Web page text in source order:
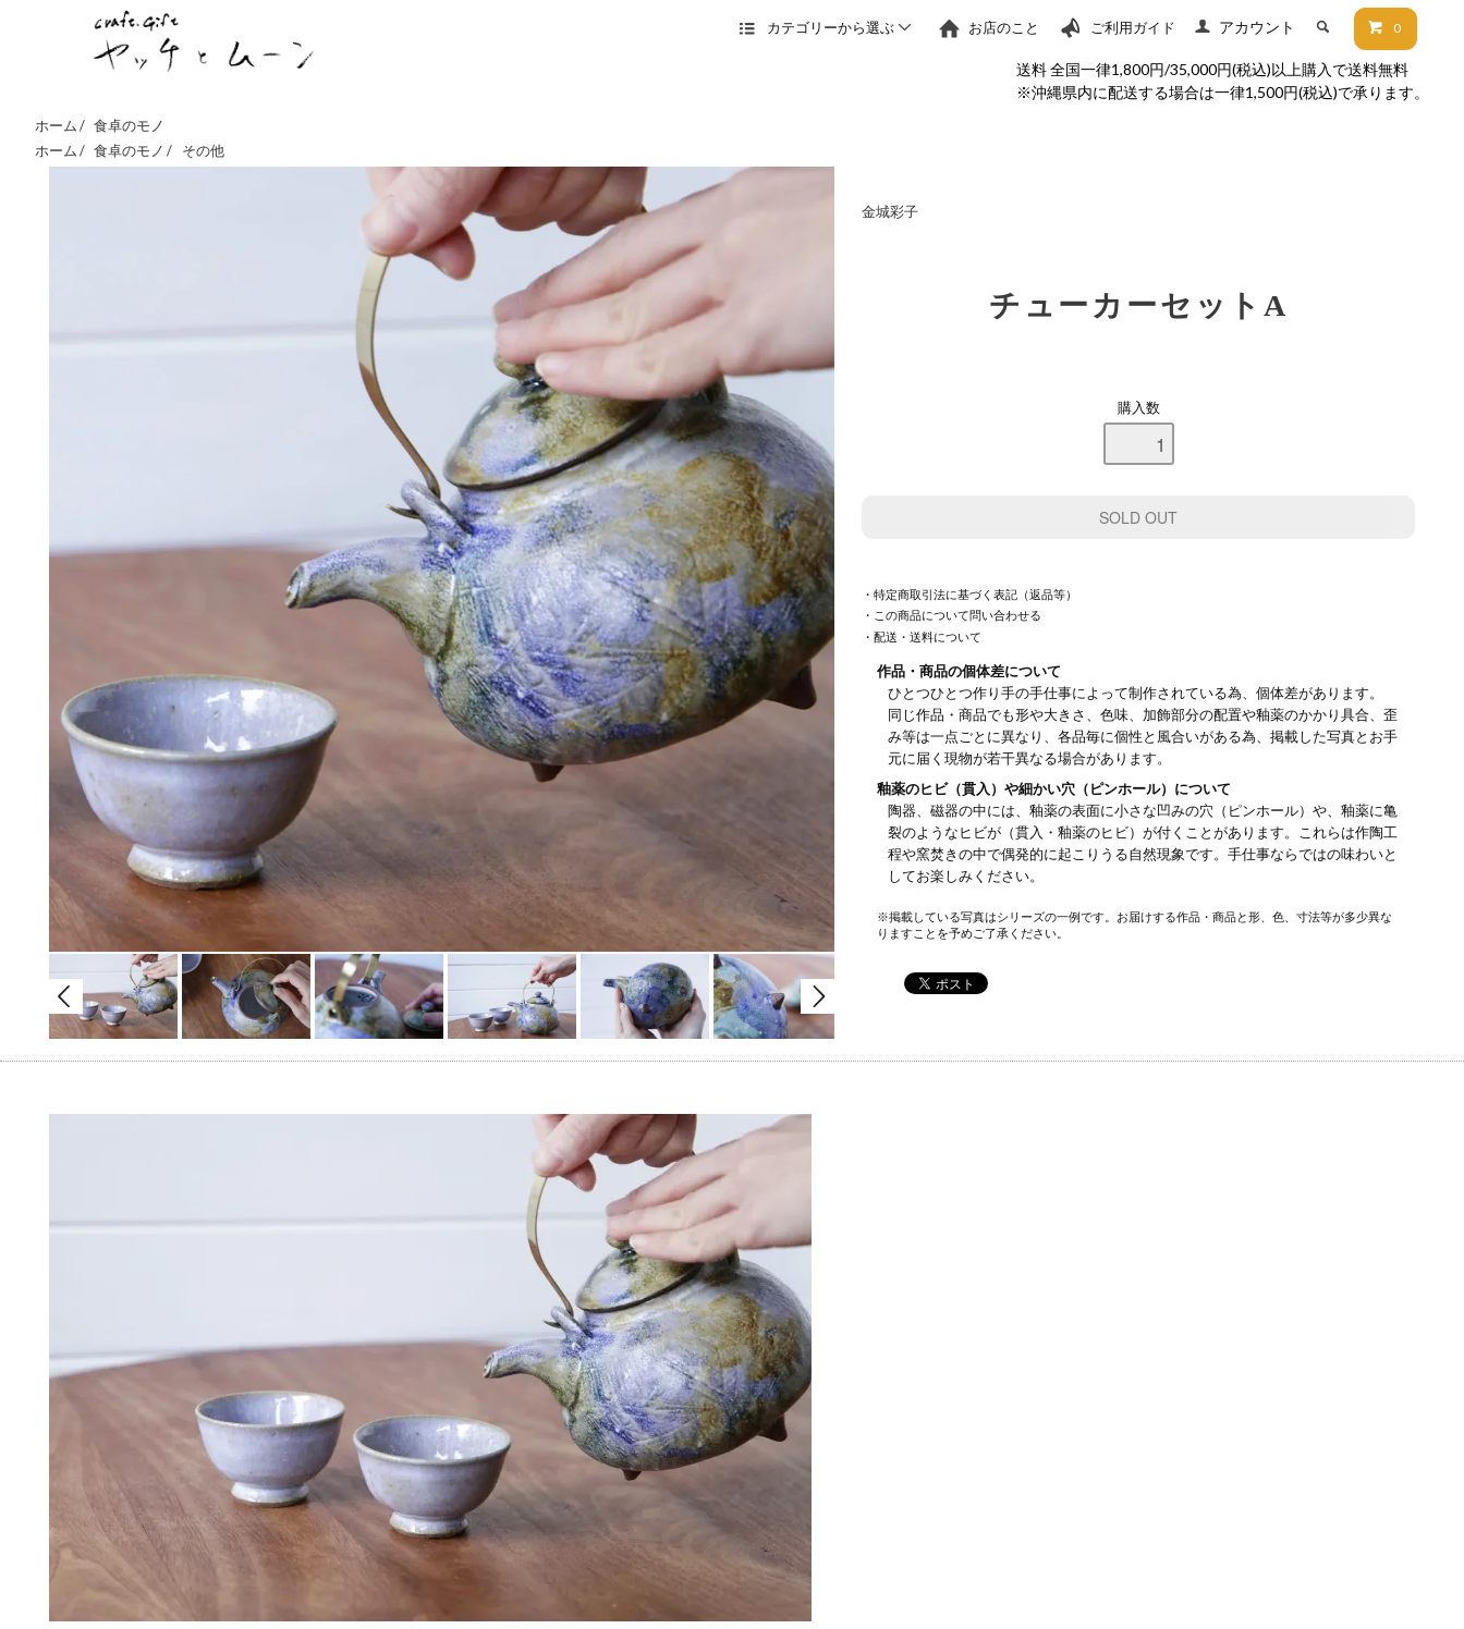
カテゴリーから選ぶ お店のこと ご利用ガイド アカウント 0
送料 全国一律1,800円/35,000円(税込)以上購入で送料無料
※沖縄県内に配送する場合は一律1,500円(税込)で承ります。
ホーム / 食卓のモノ
ホーム / 食卓のモノ/ その他
金城彩子
チューカーセットA
購入数
・特定商取引法に基づく表記（返品等）
・この商品について問い合わせる
・配送・送料について
作品・商品の個体差について
ひとつひとつ作り手の手仕事によって制作されている為、個体差があります。
同じ作品・商品でも形や大きさ、色味、加飾部分の配置や釉薬のかかり具合、歪
み等は一点ごとに異なり、各品毎に個性と風合いがある為、掲載した写真とお手
元に届く現物が若干異なる場合があります。
釉薬のヒビ（貫入）や細かい穴（ピンホール）について
陶器、磁器の中には、釉薬の表面に小さな凹みの穴（ピンホール）や、釉薬に亀
裂のようなヒビが（貫入・釉薬のヒビ）が付くことがあります。これらは作陶工
程や窯焚きの中で偶発的に起こりうる自然現象です。手仕事ならではの味わいと
してお楽しみください。
※掲載している写真はシリーズの一例です。お届けする作品・商品と形、色、寸法等が多少異な
りますことを予めご了承ください。